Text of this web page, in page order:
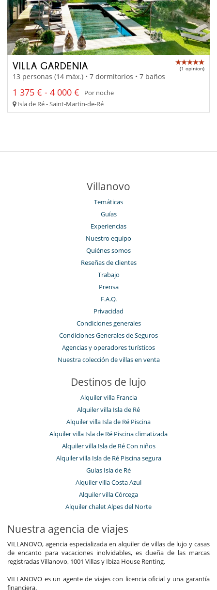
VILLA GARDENIA (1 opinion)
13 personas (14 máx.) • 7 dormitorios • 7 baños
1 375 € - 4 000 €
Por noche
Isla de Ré - Saint-Martin-de-Ré
Villanovo
Temáticas
Guías
Experiencias
Nuestro equipo
Quiénes somos
Reseñas de clientes
Trabajo
Prensa
F.A.Q.
Privacidad
Condiciones generales
Condiciones Generales de Seguros
Agencias y operadores turísticos
Nuestra colección de villas en venta
Destinos de lujo
Alquiler villa Francia
Alquiler villa Isla de Ré
Alquiler villa Isla de Ré Piscina
Alquiler villa Isla de Ré Piscina climatizada
Alquiler villa Isla de Ré Con niños
Alquiler villa Isla de Ré Piscina segura
Guías Isla de Ré
Alquiler villa Costa Azul
Alquiler villa Córcega
Alquiler chalet Alpes del Norte
Nuestra agencia de viajes
VILLANOVO, agencia especializada en alquiler de villas de lujo y casas
de encanto para vacaciones inolvidables, es dueña de las marcas
registradas Villanovo, 1001 Villas y Ibiza House Renting.
VILLANOVO es un agente de viajes con licencia oficial y una garantía
financiera.